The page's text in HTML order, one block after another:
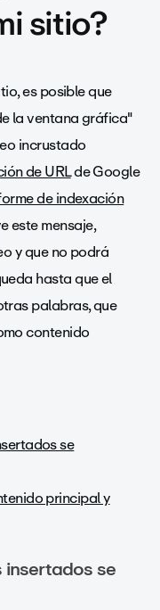
sitio?
es posible que
la ventana gráfica"
incrustado
de URLde Google
de indexación
este mensaje,
y que no podrá
hasta que el
palabras, que
contenido
se
principal y
se